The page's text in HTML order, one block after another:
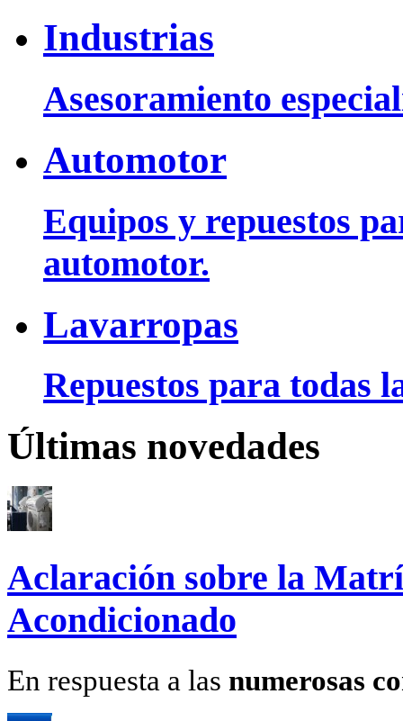
Industrias
Asesoramiento
Automotor
Equipos y repuestos
automotor.
Lavarropas
Repuestos para todas
Últimas novedades
Aclaración sobre la
Acondicionado
En respuesta a las numerosas